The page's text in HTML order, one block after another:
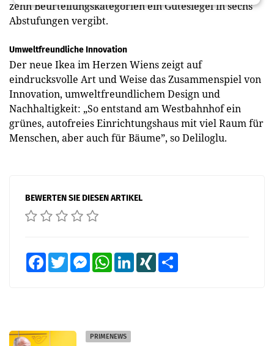
zehn Beurteilungs­kategorien ein Güte­siegel in sechs
Abstufungen vergibt.
Umweltfreundliche Innovation
Der neue Ikea im Herzen Wiens zeigt auf
eindrucksvolle Art und Weise das Zusammenspiel von
Innovation, umweltfreundlichem Design und
Nachhaltigkeit: „So entstand am Westbahnhof ein
grünes, autofreies Einrichtungshaus mit viel Raum für
Menschen, aber auch für Bäume”, so Deliloglu.
BEWERTEN SIE DIESEN ARTIKEL
FacebookTwitter MessengerWhatsAppLinkedInXING
PRIMENEWS